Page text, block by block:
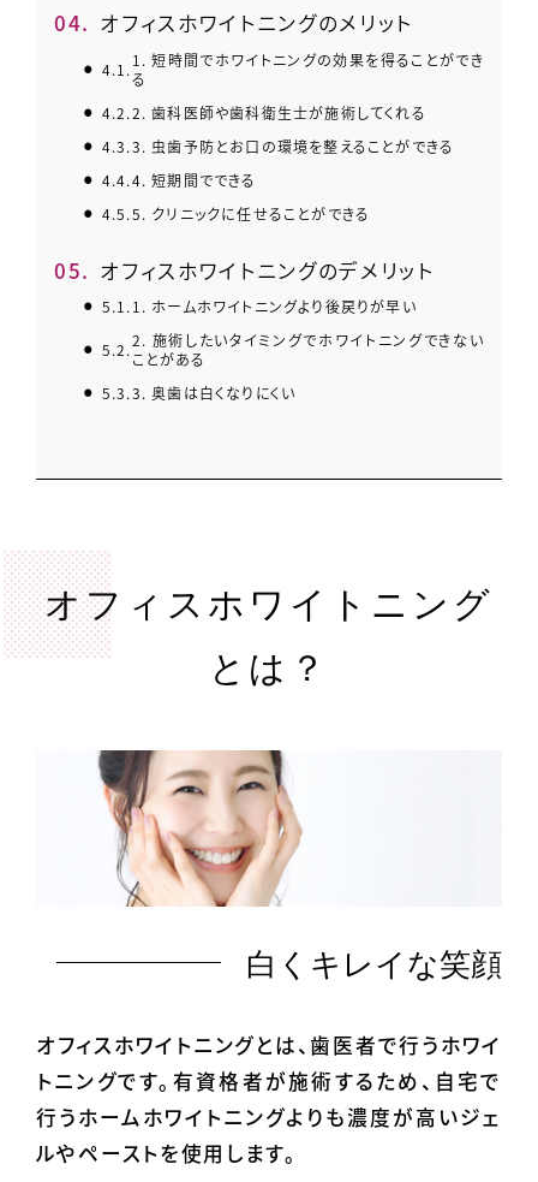
4. オフィスホワイトニングのメリット
4.1. 1. 短時間でホワイトニングの効果を得ることができ
る
4.2.2. 歯科医師や歯科衛生士が施術してくれる
4.3.3. 虫歯予防とお口の環境を整えることができる
4.4.4. 短期間でできる
4.5.5. クリニックに任せることができる
5. オフィスホワイトニングのデメリット
5.1. 1. ホームホワイトニングより後戻りが早い
5.2.2. 施術したいタイミングでホワイトニングできない
ことがある
5.3.3. 奥歯は白くなりにくい
オフィスホワイトニング
とは？
白くキレイな笑顔
オフィスホワイトニングとは、歯医者で行うホワイ
トニングです。有資格者が施術するため、自宅で
行うホームホワイトニングよりも濃度が高いジェ
ルやペーストを使用します。